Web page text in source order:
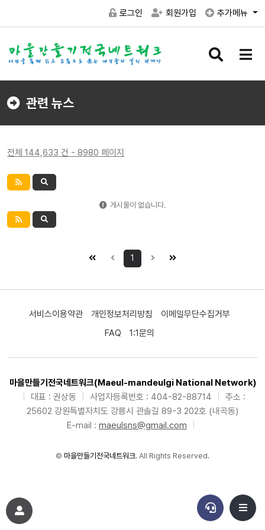
로그인 회원가입 추가메뉴
검
버
메
버
관련 뉴스
전체 144,633 건 - 8980 페이지
게시물이 없습니다.
1
서비스이용약관 개인정보처리방침
이메일무단수집거부
FAQ
1:1문의
마을만들기전국네트워크(Maeul-mandeulgi National Network)
대표 : 권상동 사업자등록번호 : 404-82-88714
주소 :
25602 강원특별자치도 강릉시 관솔길 89-3 202호 (내곡동)
E-mail : maeulsns@gmail.com
© 마을만들기전국네트워크. All Rights Reserved.